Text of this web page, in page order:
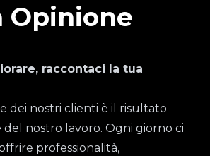
Opinione
raccontaci la tua
dei nostri clienti è il risultato
nostro lavoro. Ogni giorno ci
professionalità,